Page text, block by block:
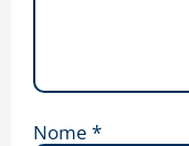
Nome *